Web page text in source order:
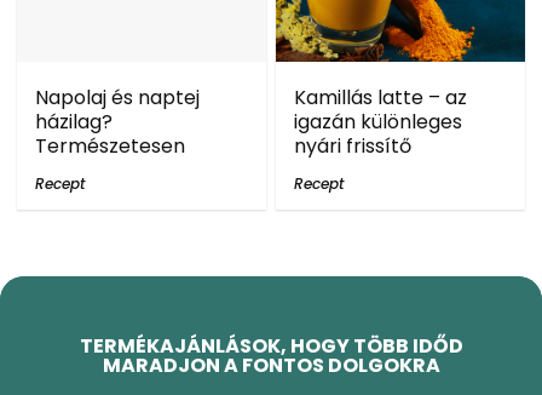
Napolaj és naptej
házilag?
Természetesen
Recept
Kamillás latte – az
igazán különleges
nyári frissítő
Recept
TERMÉKAJÁNLÁSOK, HOGY TÖBB IDŐD
MARADJON A FONTOS DOLGOKRA